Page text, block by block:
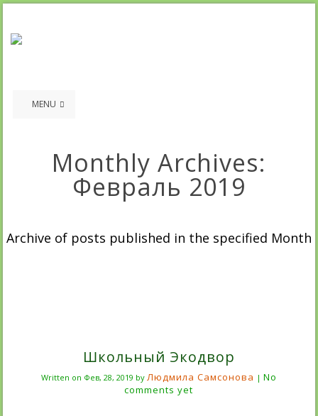
MENU
Monthly Archives:
Февраль 2019
Archive of posts published in the specified Month
Школьный Экодвор
Written on Фев, 28, 2019 by Людмила Самсонова | No
comments yet